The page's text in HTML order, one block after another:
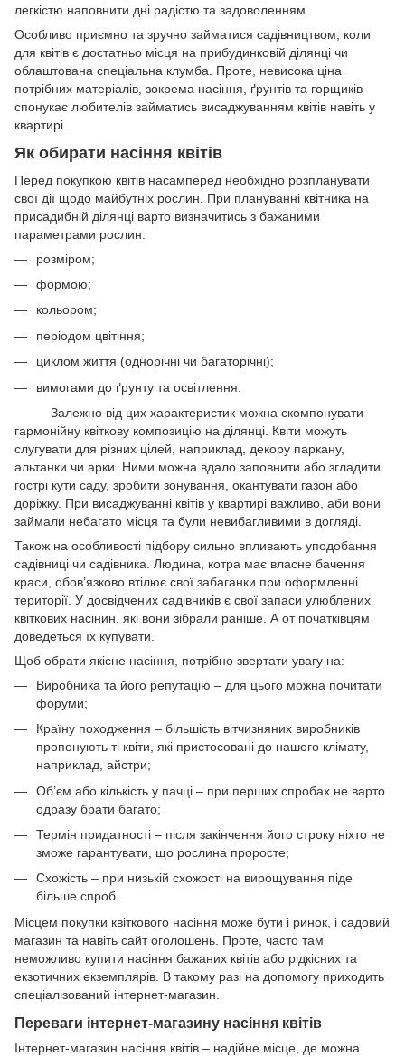
легкістю наповнити дні радістю та задоволенням.
Особливо приємно та зручно займатися садівництвом, коли
для квітів є достатньо місця на прибудинковій ділянці чи
облаштована спеціальна клумба. Проте, невисока ціна
потрібних матеріалів, зокрема насіння, ґрунтів та горщиків
спонукає любителів займатись висаджуванням квітів навіть у
квартирі.
Як обирати насіння квітів
Перед покупкою квітів насамперед необхідно розпланувати
свої дії щодо майбутніх рослин. При плануванні квітника на
присадибній ділянці варто визначитись з бажаними
параметрами рослин:
розміром;
формою;
кольором;
періодом цвітіння;
циклом життя (однорічні чи багаторічні);
вимогами до ґрунту та освітлення.
Залежно від цих характеристик можна скомпонувати
гармонійну квіткову композицію на ділянці. Квіти можуть
слугувати для різних цілей, наприклад, декору паркану,
альтанки чи арки. Ними можна вдало заповнити або згладити
гострі кути саду, зробити зонування, окантувати газон або
доріжку. При висаджуванні квітів у квартирі важливо, аби вони
займали небагато місця та були невибагливими в догляді.
Також на особливості підбору сильно впливають уподобання
садівниці чи садівника. Людина, котра має власне бачення
краси, обов’язково втілює свої забаганки при оформленні
території. У досвідчених садівників є свої запаси улюблених
квіткових насінин, які вони зібрали раніше. А от початківцям
доведеться їх купувати.
Щоб обрати якісне насіння, потрібно звертати увагу на:
Виробника та його репутацію – для цього можна почитати
форуми;
Країну походження – більшість вітчизняних виробників
пропонують ті квіти, які пристосовані до нашого клімату,
наприклад, айстри;
Об’єм або кількість у пачці – при перших спробах не варто
одразу брати багато;
Термін придатності – після закінчення його строку ніхто не
зможе гарантувати, що рослина проросте;
Схожість – при низькій схожості на вирощування піде
більше спроб.
Місцем покупки квіткового насіння може бути і ринок, і садовий
магазин та навіть сайт оголошень. Проте, часто там
неможливо купити насіння бажаних квітів або рідкісних та
екзотичних екземплярів. В такому разі на допомогу приходить
спеціалізований інтернет-магазин.
Переваги інтернет-магазину насіння квітів
Інтернет-магазин насіння квітів – надійне місце, де можна